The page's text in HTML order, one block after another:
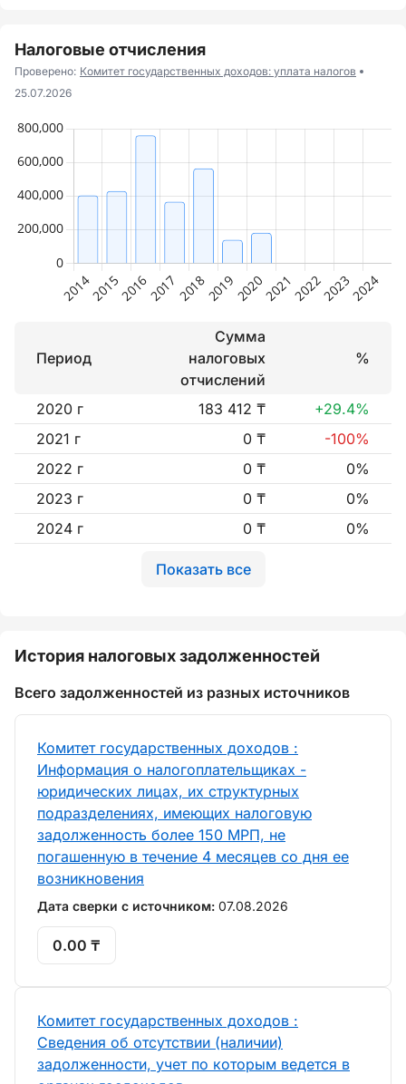
Налоговые отчисления
Проверено: Комитет государственных доходов: уплата налогов
25.07.2026
Период
Сумма
налоговых
отчислений
%
2020 г 183 412 ₸
+29.4%
2021 г
0 ₸
-100%
2022 г
0 ₸
0%
2023 г
0 ₸
0%
2024 г
0 ₸ 0%
Показать все
История налоговых задолженностей
Всего задолженностей из разных источников
Комитет государственных доходов :
Информация о налогоплательщиках -
юридических лицах, их структурных
подразделениях, имеющих налоговую
задолженность более 150 МРП, не
погашенную в течение 4 месяцев со дня ее
возникновения
Дата сверки с источником: 07.08.2026
0.00 ₸
Комитет государственных доходов :
Сведения об отсутствии (наличии)
задолженности, учет по которым ведется в